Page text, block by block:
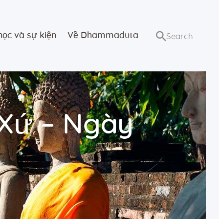
và sự kiện Về Dhammaduta
– Ngày